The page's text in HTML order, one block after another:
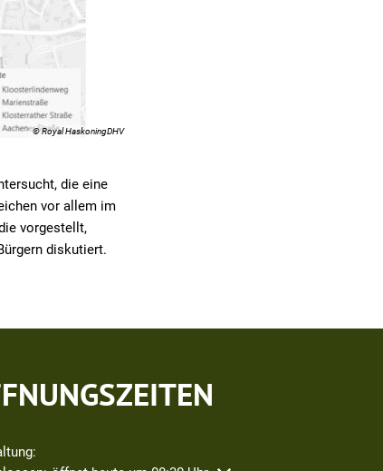
© Royal HaskoningDHV
die eine
vor allem im
vorgestellt,
diskutiert.